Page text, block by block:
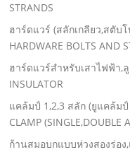
STRANDS
ฮาร์ดแวร์ (สลักเกลียว,สตับ
HARDWARE BOLTS AND
ฮาร์ดแวร์สําหรับเสาไฟฟ้า,ลู
INSULATOR
แคล้มป์ 1,2,3 สลัก (ยูแคล้ม
CLAMP (SINGLE,DOUBLE
ก้านสมอบกแบบห่วงสองร่อ